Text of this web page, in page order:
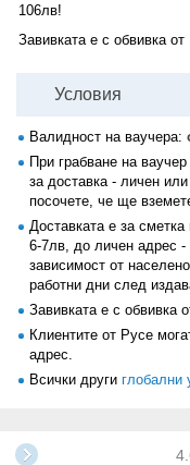
106лв!
Завивката е с обвивка от
Условия
Валидност на ваучера:
При грабване на
за доставка - личен
посочете, че ще
Доставката е за
6-7лв, до личен адрес
зависимост от
работни дни след
Завивката е с обвивка
Клиентите от Русе
адрес.
Всички други глобални